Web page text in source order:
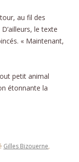
au fil des
le texte
« Maintenant,
petit animal
étonnante la
Gilles Bizouerne,